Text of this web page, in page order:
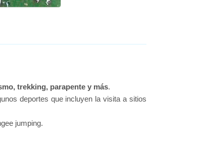
trekking, parapente y más.
deportes que incluyen la visita a sitios
jumping.